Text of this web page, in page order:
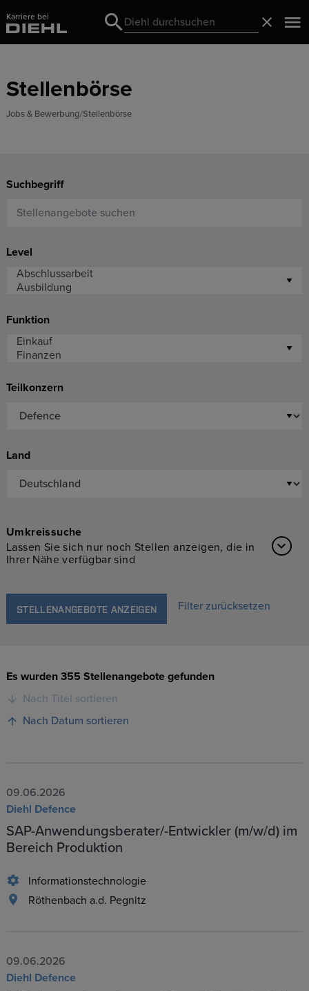
Karriere bei
Search
Search
Stellenbörse
Jobs & Bewerbung Stellenbörse
Suchbegriff
Level
Funktion
Teilkonzern
Land
Umkreissuche
Lassen Sie sich nur noch Stellen anzeigen, die in
Ihrer Nähe verfügbar sind
STELLENANGEBOTE ANZEIGEN Filter zurücksetzen
Es wurden 355 Stellenangebote gefunden
Nach Titel sortieren
Nach Datum sortieren
09.06.2026
Diehl Defence
SAP-Anwendungsberater/-Entwickler (m/w/d) im
Bereich Produktion
Informationstechnologie
Röthenbach a.d. Pegnitz
09.06.2026
Diehl Defence